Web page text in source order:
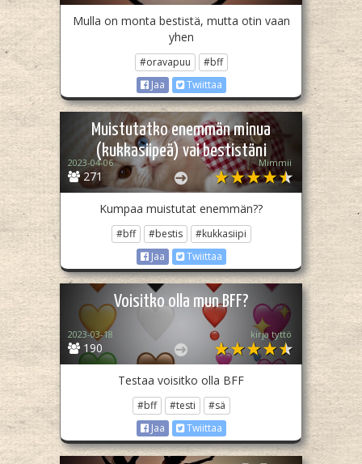
Mulla on monta bestistä, mutta otin vaan
yhen
#oravapuu
#bff
Jaa
Twiittaa
Muistutatko enemmän minua
(kukkasiipeä) vai bestistäni
271
2023-04-06 Mimmii
Kumpaa muistutat enemmän??
#bff #bestis
#kukkasiipi
Jaa
Twiittaa
Voisitko olla mun BFF?
190
2023-03-18 kirja tyttö
Testaa voisitko olla BFF
#bff #testi
#sä
Jaa
Twiittaa